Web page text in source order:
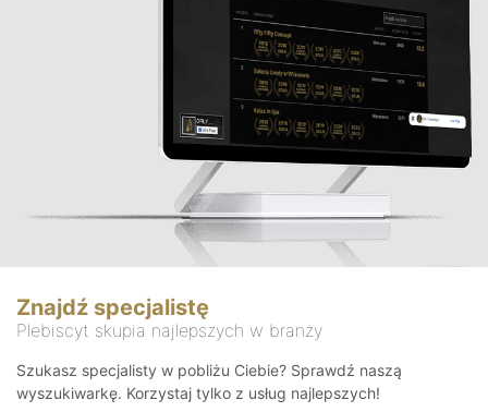
Znajdź specjalistę
Plebiscyt skupia najlepszych w branży
Szukasz specjalisty w pobliżu Ciebie? Sprawdź naszą
wyszukiwarkę. Korzystaj tylko z usług najlepszych!